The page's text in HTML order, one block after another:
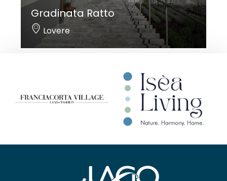
Gradinata Ratto
Lovere